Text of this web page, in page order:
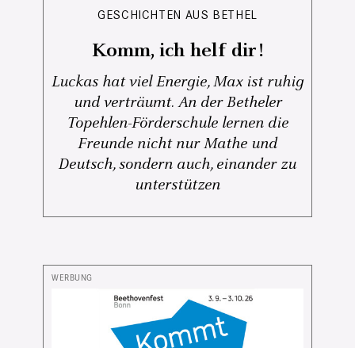
GESCHICHTEN AUS BETHEL
Komm, ich helf dir!
Luckas hat viel Energie, Max ist ruhig
und verträumt. An der Betheler
Topehlen-Förderschule lernen die
Freunde nicht nur Mathe und
Deutsch, sondern auch, einander zu
unterstützen